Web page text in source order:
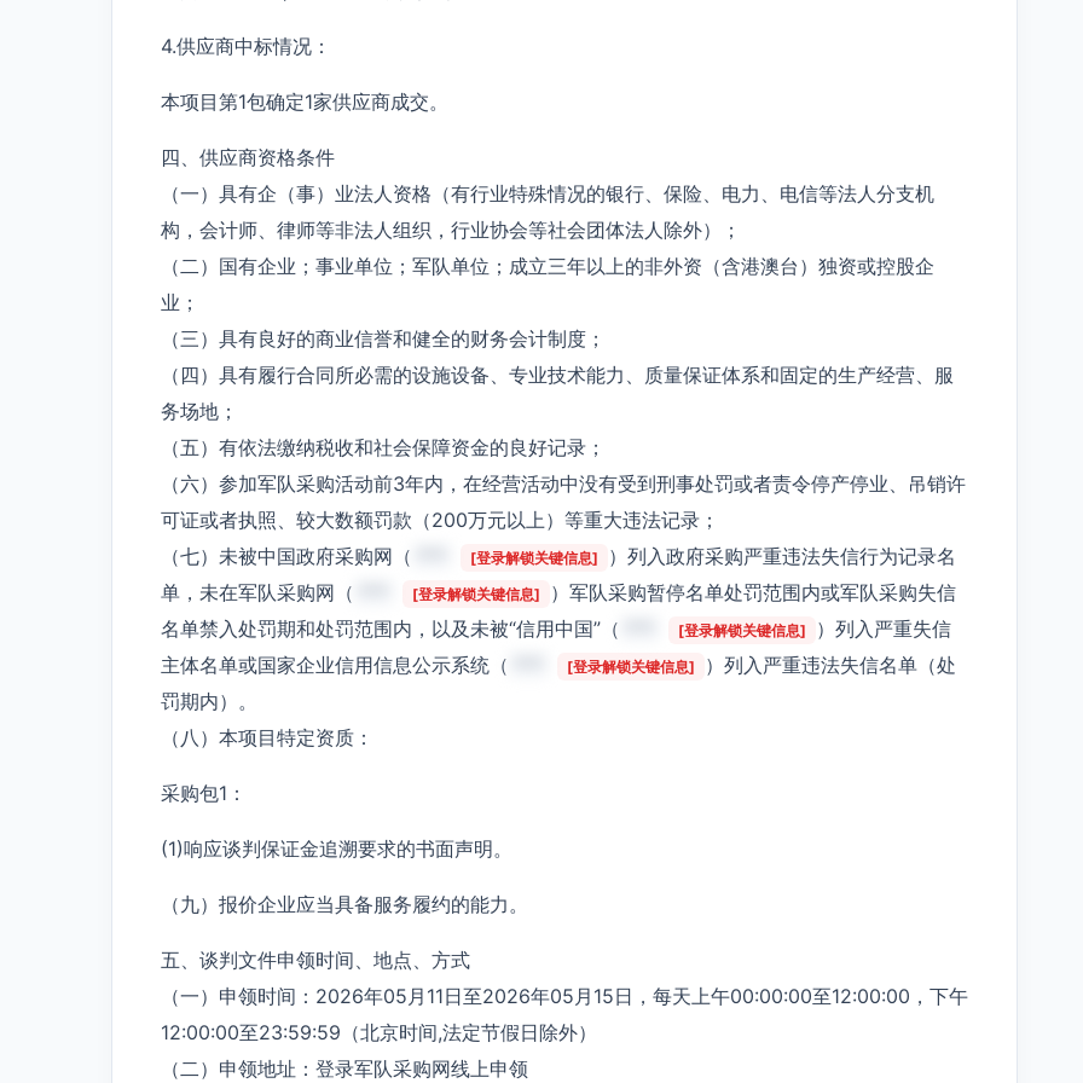
4.供应商中标情况：
本项目第1包确定1家供应商成交。
四、供应商资格条件
（一）具有企（事）业法人资格（有行业特殊情况的银行、保险、电力、电信等法人分支机
构，会计师、律师等非法人组织，行业协会等社会团体法人除外）；
（二）国有企业；事业单位；军队单位；成立三年以上的非外资（含港澳台）独资或控股企
业；
（三）具有良好的商业信誉和健全的财务会计制度；
（四）具有履行合同所必需的设施设备、专业技术能力、质量保证体系和固定的生产经营、服
务场地；
（五）有依法缴纳税收和社会保障资金的良好记录；
（六）参加军队采购活动前3年内，在经营活动中没有受到刑事处罚或者责令停产停业、吊销许
可证或者执照、较大数额罚款（200万元以上）等重大违法记录；
（七）未被中国政府采购网（
[登录解锁关键信息]
）列入政府采购严重违法失信行为记录名
单，未在军队采购网（
[登录解锁关键信息]
）军队采购暂停名单处罚范围内或军队采购失信
名单禁入处罚期和处罚范围内，以及未被“信用中国”（
[登录解锁关键信息]
）列入严重失信
主体名单或国家企业信用信息公示系统（
[登录解锁关键信息]
）列入严重违法失信名单（处
罚期内）。
（八）本项目特定资质：
采购包1：
(1)响应谈判保证金追溯要求的书面声明。
（九）报价企业应当具备服务履约的能力。
五、谈判文件申领时间、地点、方式
（一）申领时间：2026年05月11日至2026年05月15日，每天上午00:00:00至12:00:00，下午
12:00:00至23:59:59（北京时间,法定节假日除外）
（二）申领地址：登录军队采购网线上申领